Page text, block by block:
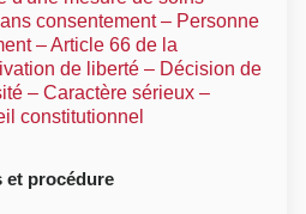
consentement – Personne
– Article 66 de la
de liberté – Décision de
– Caractère sérieux –
constitutionnel
et procédure